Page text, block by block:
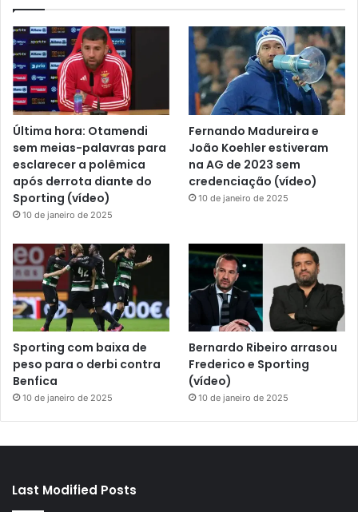
Última hora: Otamendi
sem meias-palavras para
esclarecer a polêmica
após derrota diante do
Sporting (vídeo)
10 de janeiro de 2025
Fernando Madureira e
João Koehler estiveram
na AG de 2023 sem
credenciação (vídeo)
10 de janeiro de 2025
Sporting com baixa de
peso para o derbi contra
Benfica
10 de janeiro de 2025
Bernardo Ribeiro arrasou
Frederico e Sporting
(vídeo)
10 de janeiro de 2025
Last Modified Posts